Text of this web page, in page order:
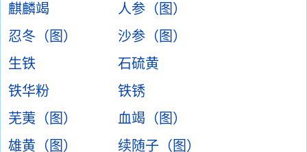
麒麟竭
人参（图）
忍冬（图）
沙参（图）
生铁
石硫黄
铁华粉
铁锈
芜荑（图）
血竭（图）
雄黄（图）
续随子（图）